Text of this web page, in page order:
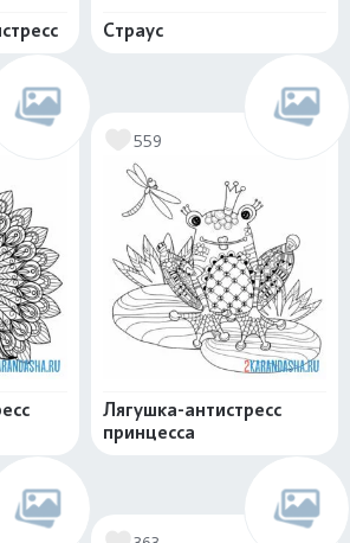
Страус
559
Лягушка-антистресс
принцесса